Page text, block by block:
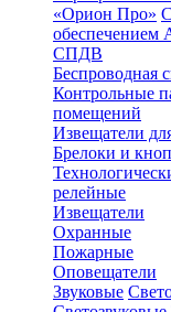
«Орион Про»
СПДВ
Беспроводная
Контрольные
помещений
Извещатели
Брелоки и
релейные
Извещатели
Охранные
Пожарные
Оповещатели
Звуковые